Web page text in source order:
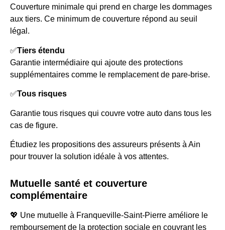
Couverture minimale qui prend en charge les dommages
aux tiers. Ce minimum de couverture répond au seuil
légal.
✅Tiers étendu
Garantie intermédiaire qui ajoute des protections
supplémentaires comme le remplacement de pare-brise.
✅Tous risques
Garantie tous risques qui couvre votre auto dans tous les
cas de figure.
Étudiez les propositions des assureurs présents à Ain
pour trouver la solution idéale à vos attentes.
Mutuelle santé et couverture
complémentaire
💖 Une mutuelle à Franqueville-Saint-Pierre améliore le
remboursement de la protection sociale en couvrant les